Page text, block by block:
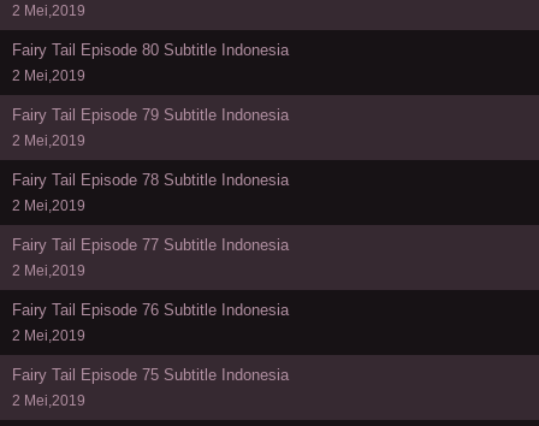
2 Mei,2019
Fairy Tail Episode 80 Subtitle Indonesia
2 Mei,2019
Fairy Tail Episode 79 Subtitle Indonesia
2 Mei,2019
Fairy Tail Episode 78 Subtitle Indonesia
2 Mei,2019
Fairy Tail Episode 77 Subtitle Indonesia
2 Mei,2019
Fairy Tail Episode 76 Subtitle Indonesia
2 Mei,2019
Fairy Tail Episode 75 Subtitle Indonesia
2 Mei,2019